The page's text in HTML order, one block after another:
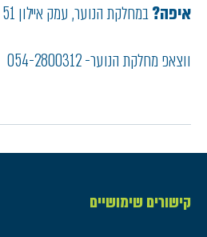
איפה?במחלקת הנוער, עמק איילון 51 שוהם
ווצאפ מחלקת הנוער- 054-2800312
קישורים שימושיים